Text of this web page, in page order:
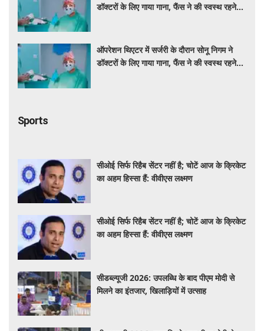
डॉक्टरों के लिए गाया गाना, फैंस ने की स्वस्थ रहने
ऑपरेशन थिएटर में सर्जरी के दौरान सोनू निगम ने
डॉक्टरों के लिए गाया गाना, फैंस ने की स्वस्थ रहने
Sports
सीओई सिर्फ रिहैब सेंटर नहीं है; चोटें आज के क्रिकेट
का अहम हिस्सा हैं: वीवीएस लक्ष्मण
सीओई सिर्फ रिहैब सेंटर नहीं है; चोटें आज के क्रिकेट
का अहम हिस्सा हैं: वीवीएस लक्ष्मण
सीडब्ल्यूजी 2026: उपलब्धि के बाद पीएम मोदी से
मिलने का इंतजार, खिलाड़ियों में उत्साह